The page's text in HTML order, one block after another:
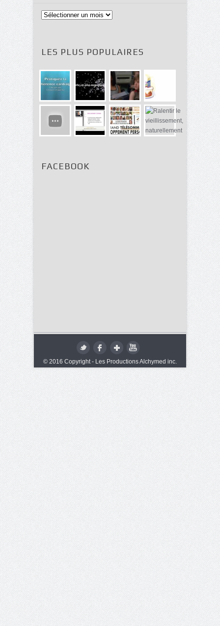
Archives
LES PLUS POPULAIRES
FACEBOOK
© 2016 Copyright - Les Productions Alchymed inc.